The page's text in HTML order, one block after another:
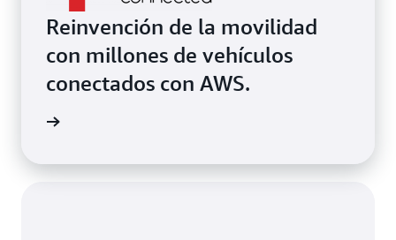
Reinvención de la movilidad
con millones de vehículos
conectados con AWS.